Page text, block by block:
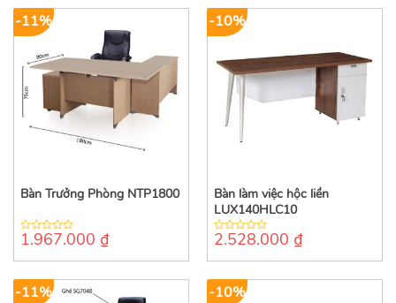
-11%
Bàn Trưởng Phòng NTP1800
0
of
1.967.000 ₫
-10%
Bàn làm việc hộc liền
LUX140HLC10
0
of
2.528.000 ₫
-11% -10%